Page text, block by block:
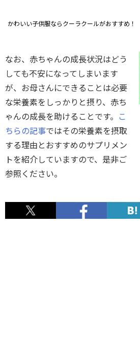
かわいい子供服ならクーラクールがおすすめ！
なお、赤ちゃんの成長状況はどう
しても不安になってしまいます
が、お母さんにできることは必要
な栄養素をしっかりと摂り、赤ち
ゃんの成長を助けることです。 こ
ちらの記事ではその栄養素を摂取
する理由とおすすめのサプリメン
トを紹介していますので、是非ご
参照ください。